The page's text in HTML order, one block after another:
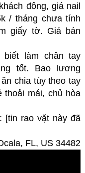
đông, giá nail
/ tháng chưa tính
giấy tờ. Giá bán
biết làm chân tay
tốt. Bao lương
chia tùy theo tay
thoải mái, chủ hòa
[tin rao vặt này đã
FL, US 34482